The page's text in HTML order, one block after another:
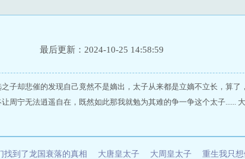
最后更新：2024-10-25 14:58:59
子却悲催的发现自己竟然不是嫡出，太子从来都是立嫡不立长，算了
周宁无法逍遥自在，既然如此那我就勉为其难的争一争这个太子......
找到了龙国衰落的真相 大唐皇太子 大周皇太子 重生我只